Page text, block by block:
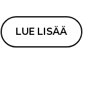
LUE LISÄÄ